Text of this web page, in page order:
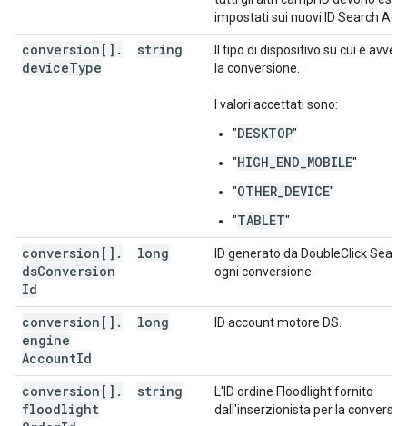
impostati sui nuovi ID Search Ads
conversion[] .
deviceType
string
Il tipo di dispositivo su cui è
la conversione.
I valori accettati sono:
"DESKTOP"
"HIGH_END_MOBILE"
"OTHER_DEVICE"
"TABLET"
conversion[] .
dsConversion
Id
long
ID generato da DoubleClick
ogni conversione.
conversion[] .
engine
AccountId
long ID account motore DS.
conversion[] .
floodlight
string
L'ID ordine Floodlight fornito
dall'inserzionista per la